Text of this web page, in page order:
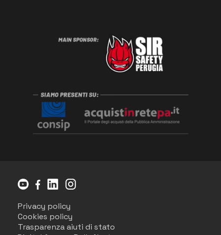
Privacy policy
Cookies policy
Trasparenza aiuti di stato